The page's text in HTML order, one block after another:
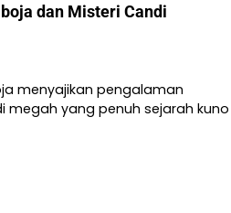
dan Misteri Candi
menyajikan pengalaman
megah yang penuh sejarah kuno